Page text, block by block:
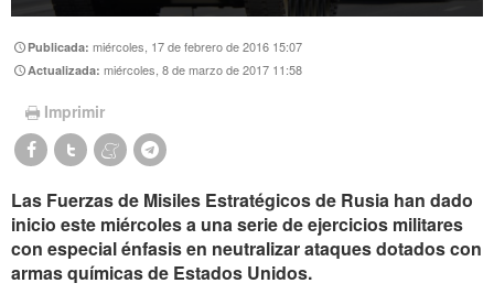
Publicada:miércoles, 17 de febrero de 2016 15:07
Actualizada:miércoles, 8 de marzo de 2017 11:58
Imprimir
Las Fuerzas de Misiles Estratégicos de Rusia han dado
inicio este miércoles a una serie de ejercicios militares
con especial énfasis en neutralizar ataques dotados con
armas químicas de Estados Unidos.